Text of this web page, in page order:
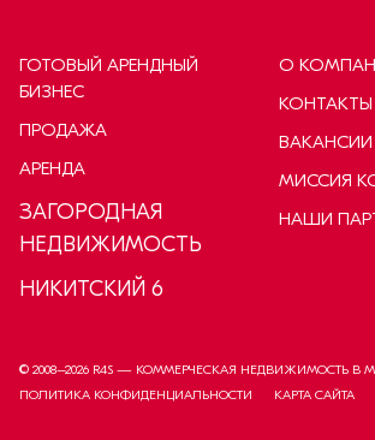
ГОТОВЫЙ АРЕНДНЫЙ
БИЗНЕС
ПРОДАЖА
АРЕНДА
ЗАГОРОДНАЯ
НЕДВИЖИМОСТЬ
НИКИТСКИЙ 6
О
КОНТАКТЫ
ВАКАНСИИ
МИССИЯ
НАШИ
© 2008–2026 R4S — КОММЕРЧЕСКАЯ НЕДВИЖИМОСТЬ В
ПОЛИТИКА КОНФИДЕНЦИАЛЬНОСТИ
КАРТА САЙТА